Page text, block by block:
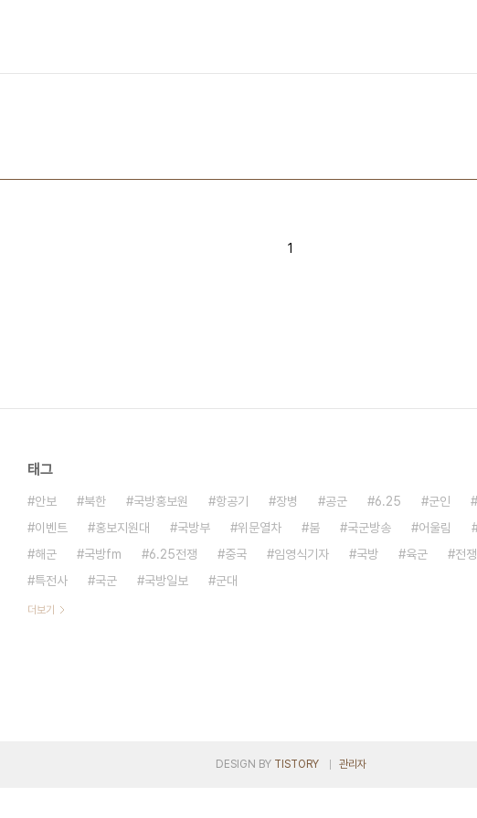
1
태그
안보 북한 국방홍보원 항공기 장병 공군 6.25 군인
이벤트
홍보지원대 국방부 위문열차 붐 국군방송 어울림
해군
국방fm 6.25전쟁 중국 임영식기자 국방 육군 전쟁
특전사
국군 국방일보 군대
더보기
DESIGN BY TISTORY 관리자